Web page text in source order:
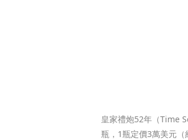
皇家禮炮52年（Time
瓶，1瓶定價3萬美元（